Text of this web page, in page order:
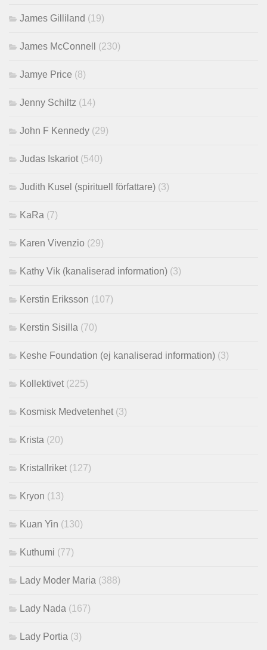
James Gilliland (19)
James McConnell (230)
Jamye Price (8)
Jenny Schiltz (14)
John F Kennedy (29)
Judas Iskariot (540)
Judith Kusel (spirituell författare) (3)
KaRa (7)
Karen Vivenzio (29)
Kathy Vik (kanaliserad information) (3)
Kerstin Eriksson (107)
Kerstin Sisilla (70)
Keshe Foundation (ej kanaliserad information) (3)
Kollektivet (225)
Kosmisk Medvetenhet (3)
Krista (20)
Kristallriket (127)
Kryon (13)
Kuan Yin (130)
Kuthumi (77)
Lady Moder Maria (388)
Lady Nada (167)
Lady Portia (3)